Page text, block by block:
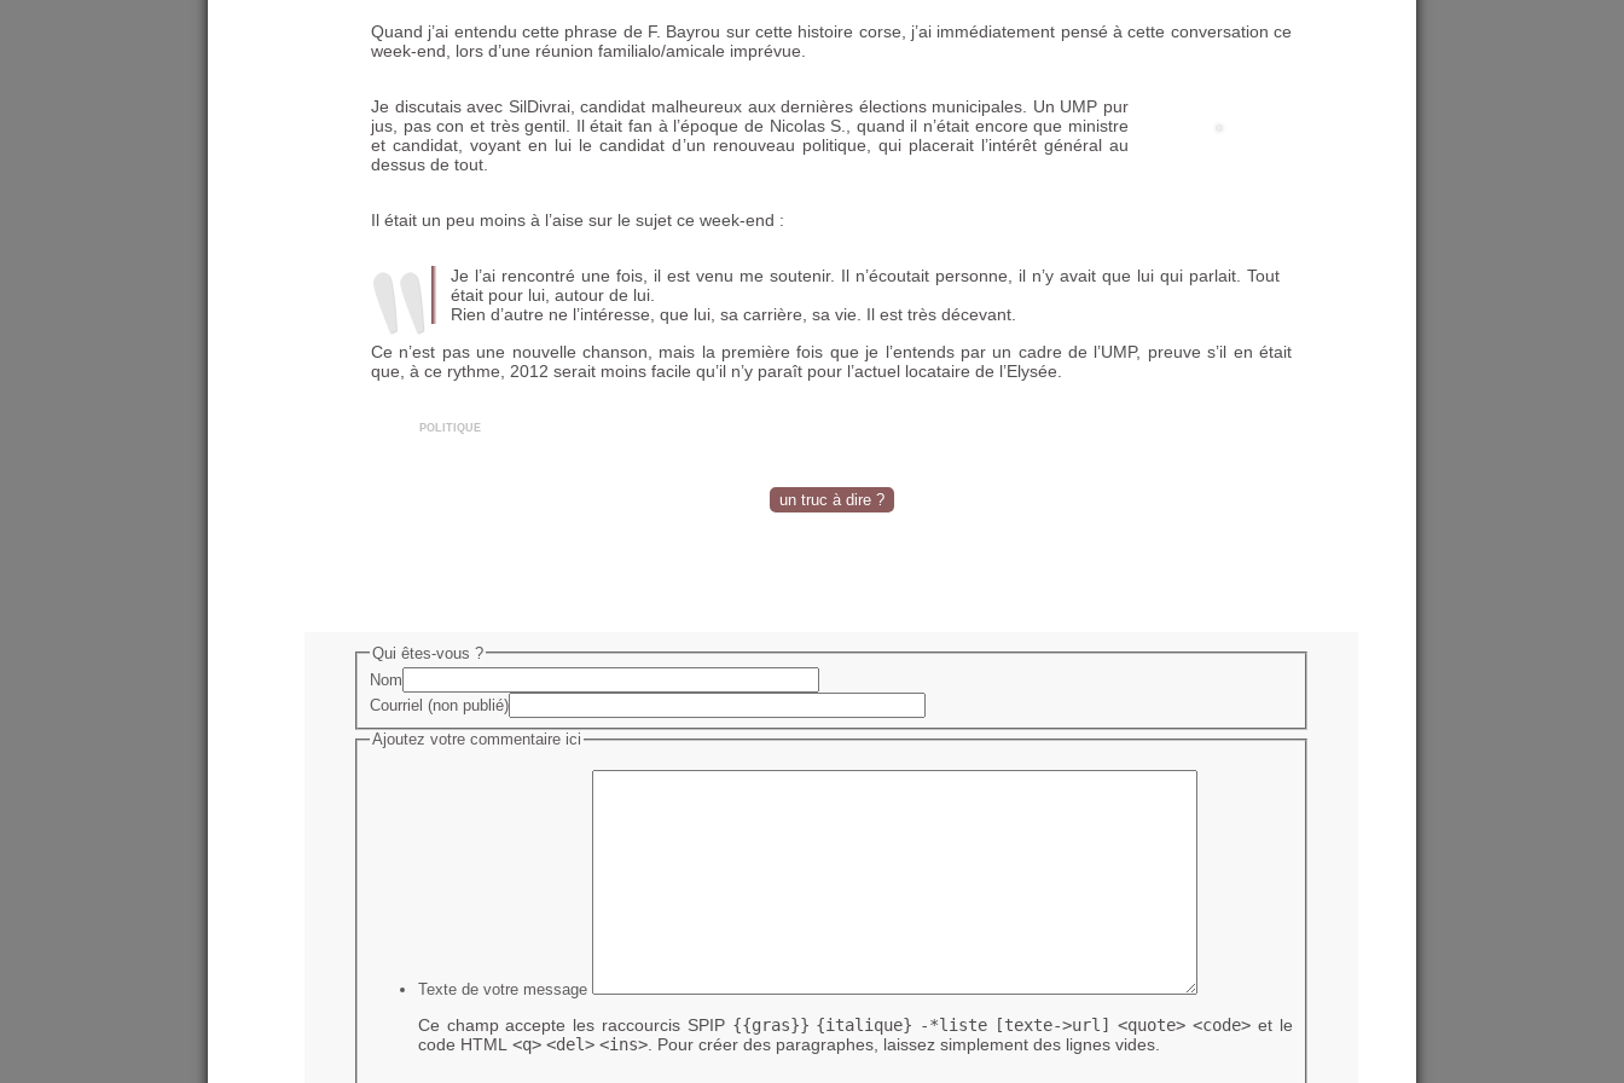
Quand j’ai entendu cette phrase de F. Bayrou sur cette histoire corse, j’ai immédiatement pensé à cette conversation ce
week-end, lors d’une réunion familialo/amicale imprévue.
Je discutais avec SilDivrai, candidat malheureux aux dernières élections municipales. Un UMP pur
jus, pas con et très gentil. Il était fan à l’époque de Nicolas S., quand il n’était encore que ministre
et candidat, voyant en lui le candidat d’un renouveau politique, qui placerait l’intérêt général au
dessus de tout.
Il était un peu moins à l’aise sur le sujet ce week-end :
Je l’ai rencontré une fois, il est venu me soutenir. Il n’écoutait personne, il n’y avait que lui qui parlait. Tout
était pour lui, autour de lui.
Rien d’autre ne l’intéresse, que lui, sa carrière, sa vie. Il est très décevant.
Ce n’est pas une nouvelle chanson, mais la première fois que je l’entends par un cadre de l’UMP, preuve s’il en était
que, à ce rythme, 2012 serait moins facile qu’il n’y paraît pour l’actuel locataire de l’Elysée.
politique
un truc à dire ?
Qui êtes-vous ?
Nom
Courriel (non publié)
Ajoutez votre commentaire ici
Texte de votre message
Ce champ accepte les raccourcis SPIP {{gras}} {italique} -*liste [texte->url] <quote> <code>et le
code HTML <q> <del> <ins>. Pour créer des paragraphes, laissez simplement des lignes vides.